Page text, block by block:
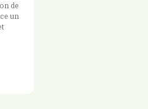
de
un